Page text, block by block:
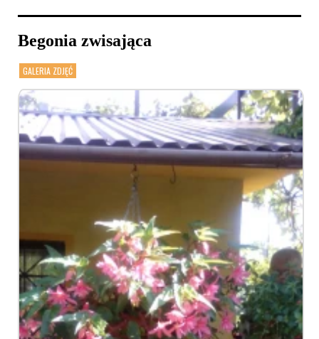
Begonia zwisająca
GALERIA ZDJĘĆ